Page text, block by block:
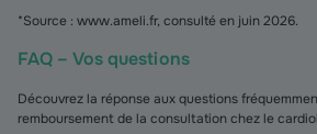
*Source : www.ameli.fr, consulté en juin 2026.
FAQ – Vos questions
Découvrez la réponse aux questions
remboursement de la consultation chez le